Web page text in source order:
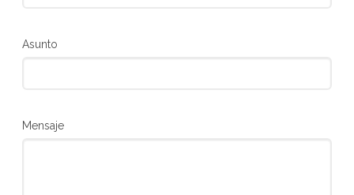
Asunto
Mensaje